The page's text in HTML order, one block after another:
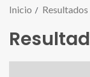
Inicio Resultados